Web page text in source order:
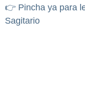
👉 Pincha ya para
Sagitario